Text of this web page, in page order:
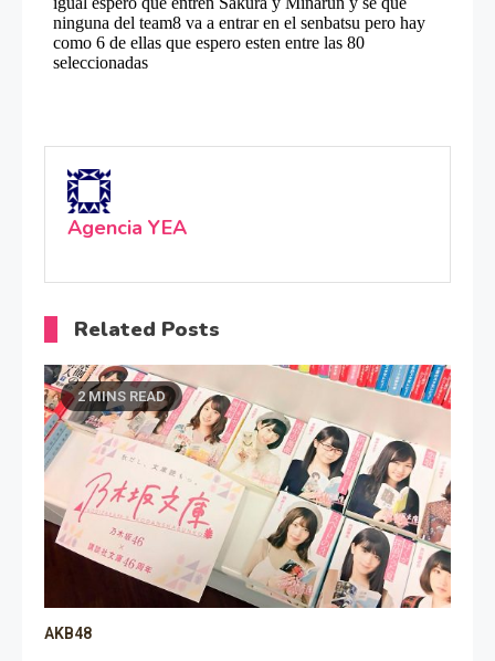
Agencia YEA
Related Posts
2 MINS READ
AKB48